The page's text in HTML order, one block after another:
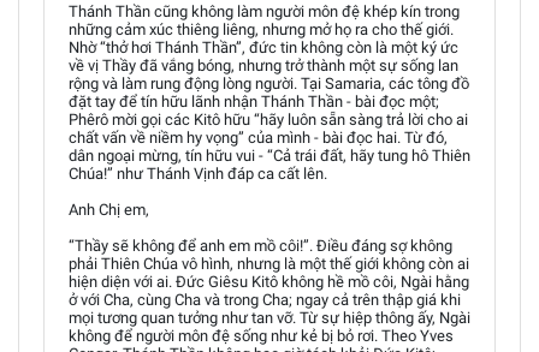
Thánh Thần cũng không làm người môn đệ khép kín trong
những cảm xúc thiêng liêng, nhưng mở họ ra cho thế giới.
Nhờ “thở hơi Thánh Thần”, đức tin không còn là một ký ức
về vị Thầy đã vắng bóng, nhưng trở thành một sự sống lan
rộng và làm rung động lòng người. Tại Samaria, các tông đồ
đặt tay để tín hữu lãnh nhận Thánh Thần - bài đọc một;
Phêrô mời gọi các Kitô hữu “hãy luôn sẵn sàng trả lời cho ai
chất vấn về niềm hy vọng” của mình - bài đọc hai. Từ đó,
dân ngoại mừng, tín hữu vui - “Cả trái đất, hãy tung hô Thiên
Chúa!” như Thánh Vịnh đáp ca cất lên.
Anh Chị em,
“Thầy sẽ không để anh em mồ côi!”. Điều đáng sợ không
phải Thiên Chúa vô hình, nhưng là một thế giới không còn ai
hiện diện với ai. Đức Giêsu Kitô không hề mồ côi, Ngài hằng
ở với Cha, cùng Cha và trong Cha; ngay cả trên thập giá khi
mọi tương quan tưởng như tan vỡ. Từ sự hiệp thông ấy, Ngài
không để người môn đệ sống như kẻ bị bỏ rơi. Theo Yves